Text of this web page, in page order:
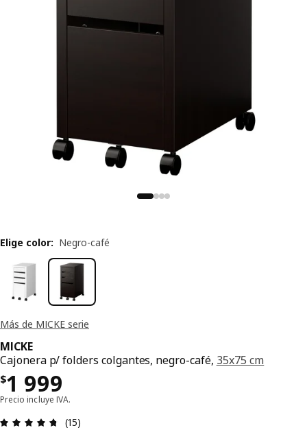
Más de MICKE serie
MICKE
Cajonera p/ folders colgantes, negro-café, 35x75 cm
$1 999
Precio $ 1999
Precio incluye IVA.
Revisión: 4.7 fuera de 5 estrellas. Revisiones
(15)
Elige color: Negro-café